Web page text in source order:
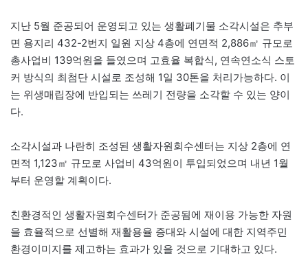
지난 5월 준공되어 운영되고 있는 생활폐기물 소각시설은 추부
면 용지리 432-2번지 일원 지상 4층에 연면적 2,886㎡ 규모로
총사업비 139억원을 들였으며 고효율 복합식, 연속연소식 스토
커 방식의 최첨단 시설로 조성해 1일 30톤을 처리가능하다. 이
는 위생매립장에 반입되는 쓰레기 전량을 소각할 수 있는 양이
다.
소각시설과 나란히 조성된 생활자원회수센터는 지상 2층에 연
면적 1,123㎡ 규모로 사업비 43억원이 투입되었으며 내년 1월
부터 운영할 계획이다.
친환경적인 생활자원회수센터가 준공됨에 재이용 가능한 자원
을 효율적으로 선별해 재활용율 증대와 시설에 대한 지역주민
환경이미지를 제고하는 효과가 있을 것으로 기대하고 있다.